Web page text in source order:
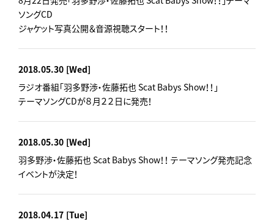
ソングCD
ジャケット写真公開＆音源視聴スタート！！
2018.05.30 [Wed]
ラジオ番組「羽多野渉・佐藤拓也 Scat Babys Show！！」
テーマソングCDが８月２２日に発売！
2018.05.30 [Wed]
羽多野渉・佐藤拓也 Scat Babys Show！！ テーマソング発売記念
イベントが決定！
2018.04.17 [Tue]